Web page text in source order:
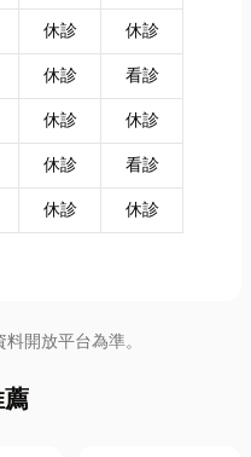
休診
休診
休診
看診
休診
休診
休診
看診
休診 休診
開放平台為準。